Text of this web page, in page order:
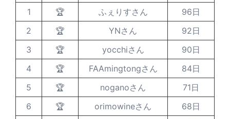
1
🏆 ふぇりすさん
96日
2
🏆 YNさん
92日
3
🏆 yocchiさん
90日
4
🏆 FAAmingtongさん
84日
5
🏆 noganoさん
71日
6
🏆 orimowineさん
68日